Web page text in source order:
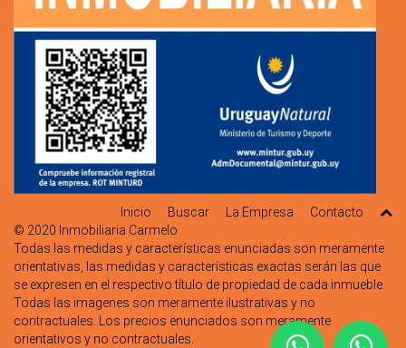
Inicio Buscar La Empresa
Contacto
© 2020 Inmobiliaria Carmelo
Todas las medidas y características enunciadas son meramente
orientativas, las medidas y características exactas serán las que
se expresen en el respectivo título de propiedad de cada inmueble.
Todas las imagenes son meramente ilustrativas y no
contractuales. Los precios enunciados son meramente
orientativos y no contractuales.